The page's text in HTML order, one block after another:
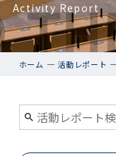
Activity Report
ホーム 活動レポート